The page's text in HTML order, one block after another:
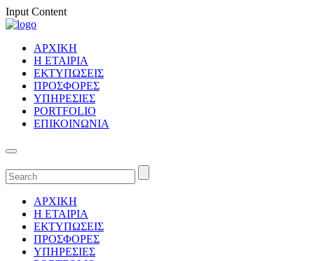
Input Content
ΑΡΧΙΚΗ
Η ΕΤΑΙΡΙΑ
ΕΚΤΥΠΩΣΕΙΣ
ΠΡΟΣΦΟΡΕΣ
ΥΠΗΡΕΣΙΕΣ
PORTFOLIO
ΕΠΙΚΟΙΝΩΝΙΑ
ΑΡΧΙΚΗ
Η ΕΤΑΙΡΙΑ
ΕΚΤΥΠΩΣΕΙΣ
ΠΡΟΣΦΟΡΕΣ
ΥΠΗΡΕΣΙΕΣ